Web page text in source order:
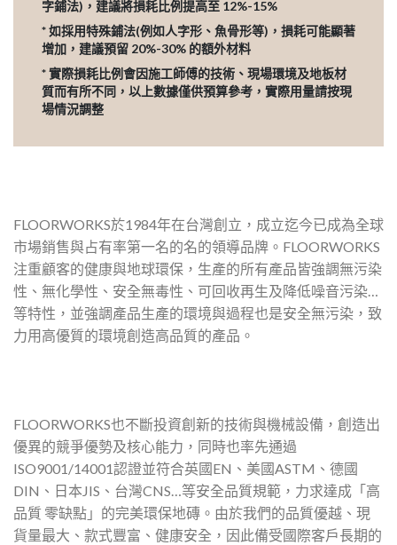
字鋪法)，建議將損耗比例提高至 12%-15%
* 如採用特殊鋪法(例如人字形、魚骨形等)，損耗可能顯著
增加，建議預留 20%-30% 的額外材料
* 實際損耗比例會因施工師傅的技術、現場環境及地板材
質而有所不同，以上數據僅供預算參考，實際用量請按現
場情況調整
FLOORWORKS於1984年在台灣創立，成立迄今已成為全球
市場銷售與占有率第一名的名的領導品牌。FLOORWORKS
注重顧客的健康與地球環保，生產的所有產品皆強調無污染
性、無化學性、安全無毒性、可回收再生及降低噪音污染…
等特性，並強調產品生產的環境與過程也是安全無污染，致
力用高優質的環境創造高品質的產品。
FLOORWORKS也不斷投資創新的技術與機械設備，創造出
優異的競爭優勢及核心能力，同時也率先通過
ISO9001/14001認證並符合英國EN、美國ASTM、德國
DIN、日本JIS、台灣CNS…等安全品質規範，力求達成「高
品質 零缺點」的完美環保地磚。由於我們的品質優越、現
貨量最大、款式豐富、健康安全，因此備受國際客戶長期的